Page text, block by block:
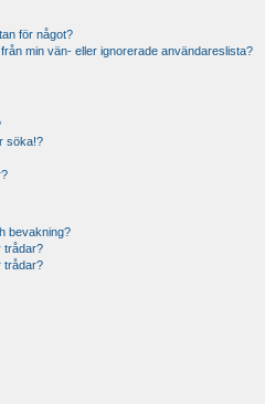
för något?
min vän- eller ignorerade användareslista?
söka!?
bevakning?
trådar?
trådar?